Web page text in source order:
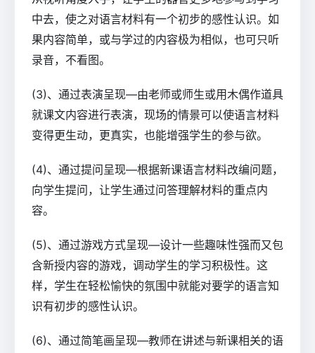
中去，使之对语言材料有一个初步的感性认识。如
果内容简单，或与学过的内容极为相似，也可只听
录音，不看图。
(3)、通过表演呈现—由老师或师生或用木偶作道具
就课文内容进行表演，现场的情景可以使语言材料
变得更生动，更真实，也能增强学生的参与欲。
(4)、通过提问呈现—根据新课语言材料改编问题，
向学生提问，让学生通过问答理解材料的重点内
容。
(5)、通过游戏方式呈现—设计一些趣味性强而又包
含新授内容的游戏，调动学生的学习积极性。这
样，学生在轻松愉快的氛围中就能对要学的语言知
识有初步的感性认识。
(6)、通过简笔画呈现—教师在讲述与新课相关的语